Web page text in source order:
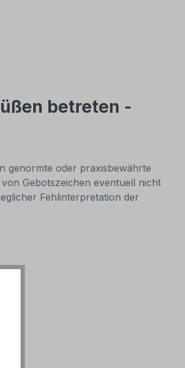
betreten -
genormte oder praxisbewährte
Gebotszeichen eventuell nicht
Fehlinterpretation der